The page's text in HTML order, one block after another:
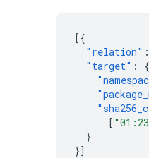
[{
"relation" :
"target" :
{
[
}
}]